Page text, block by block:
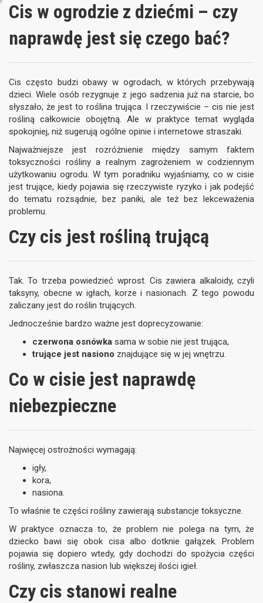
Cis w ogrodzie z dziećmi – czy
naprawdę jest się czego bać?
Cis często budzi obawy w ogrodach, w których przebywają
dzieci. Wiele osób rezygnuje z jego sadzenia już na starcie, bo
słyszało, że jest to roślina trująca. I rzeczywiście – cis nie jest
rośliną całkowicie obojętną. Ale w praktyce temat wygląda
spokojniej, niż sugerują ogólne opinie i internetowe straszaki.
Najważniejsze jest rozróżnienie między samym faktem
toksyczności rośliny a realnym zagrożeniem w codziennym
użytkowaniu ogrodu. W tym poradniku wyjaśniamy, co w cisie
jest trujące, kiedy pojawia się rzeczywiste ryzyko i jak podejść
do tematu rozsądnie, bez paniki, ale też bez lekceważenia
problemu.
Czy cis jest rośliną trującą
Tak. To trzeba powiedzieć wprost. Cis zawiera alkaloidy, czyli
taksyny, obecne w igłach, korze i nasionach. Z tego powodu
zaliczany jest do roślin trujących.
Jednocześnie bardzo ważne jest doprecyzowanie:
czerwona osnówka sama w sobie nie jest trująca,
trujące jest nasiono znajdujące się w jej wnętrzu.
Co w cisie jest naprawdę
niebezpieczne
Najwięcej ostrożności wymagają:
igły,
kora,
nasiona.
To właśnie te części rośliny zawierają substancje toksyczne.
W praktyce oznacza to, że problem nie polega na tym, że
dziecko bawi się obok cisa albo dotknie gałązek. Problem
pojawia się dopiero wtedy, gdy dochodzi do spożycia części
rośliny, zwłaszcza nasion lub większej ilości igieł.
Czy cis stanowi realne